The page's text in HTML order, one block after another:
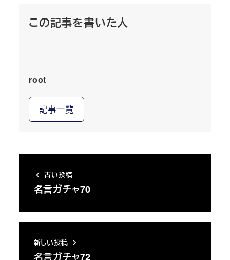
この記事を書いた人
root
記事一覧
古い投稿
名言ガチャ70
新しい投稿
名言ガチャ72